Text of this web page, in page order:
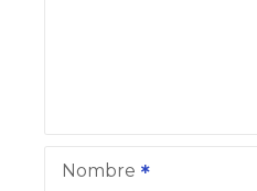
Nombre